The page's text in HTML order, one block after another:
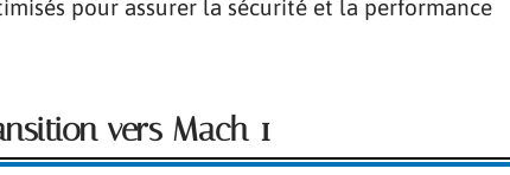
pour assurer la sécurité et la performance
vers Mach 1